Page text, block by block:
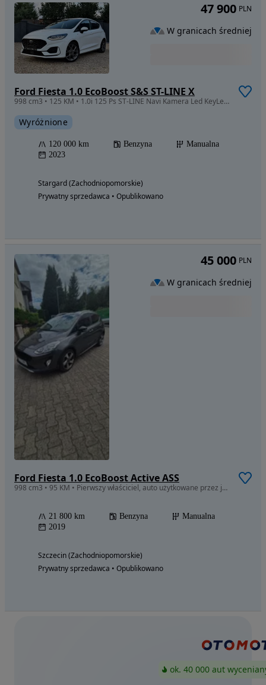
Ford Fiesta 1.0 EcoBoost S&S ST-LINE X
998 cm3 • 125 KM • 1.0i 125 Ps ST-LINE Navi Kamera Led KeyLessGo Pełny Serwis
Wyróżnione
120 000 km Benzyna
Manualna
2023
Stargard (Zachodniopomorskie)
Prywatny sprzedawca • Opublikowano
47 900 PLN
W granicach średniej
Ford Fiesta 1.0 EcoBoost Active ASS
998 cm3 • 95 KM • Pierwszy właściciel, auto użytkowane przez jedną osobę.
21 800 km Benzyna
Manualna
2019
Szczecin (Zachodniopomorskie)
Prywatny sprzedawca • Opublikowano
45 000 PLN
W granicach średniej
ok. 40 000 aut